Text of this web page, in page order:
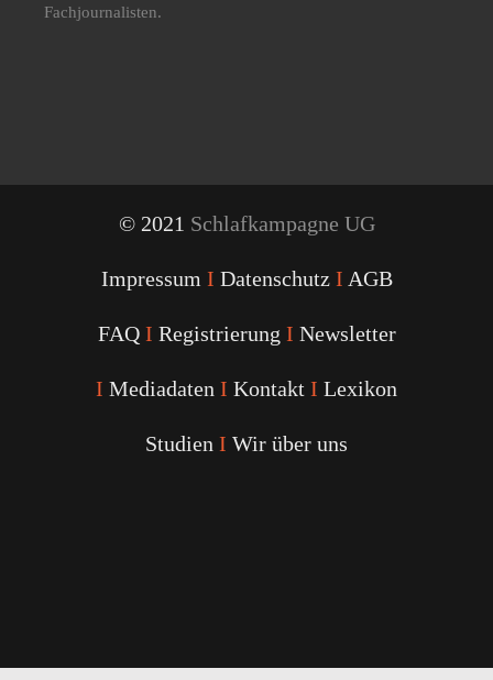
Fachjournalisten.
© 2021 Schlafkampagne UG
Impressum I Datenschutz I AGB
FAQ I Registrierung I Newsletter
I Mediadaten I Kontakt I Lexikon
Studien I Wir über uns